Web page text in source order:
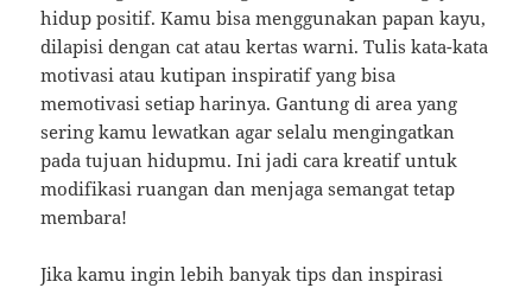
hidup positif. Kamu bisa menggunakan papan kayu,
dilapisi dengan cat atau kertas warni. Tulis kata-kata
motivasi atau kutipan inspiratif yang bisa
memotivasi setiap harinya. Gantung di area yang
sering kamu lewatkan agar selalu mengingatkan
pada tujuan hidupmu. Ini jadi cara kreatif untuk
modifikasi ruangan dan menjaga semangat tetap
membara!
Jika kamu ingin lebih banyak tips dan inspirasi